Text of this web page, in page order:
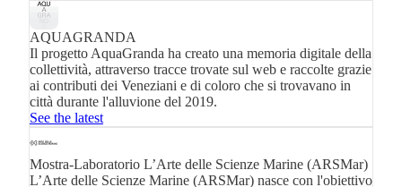
AQUAGRANDA
Il progetto AquaGranda ha creato una memoria digitale della
collettività, attraverso tracce trovate sul web e raccolte grazie
ai contributi dei Veneziani e di coloro che si trovavano in
città durante l'alluvione del 2019.
See the latest
Mostra-Laboratorio L’Arte delle Scienze Marine (ARSMar)
L’Arte delle Scienze Marine (ARSMar) nasce con l'obiettivo